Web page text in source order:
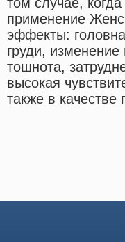
применение
эффекты:
груди, изменение
тошнота,
высокая
также в качестве